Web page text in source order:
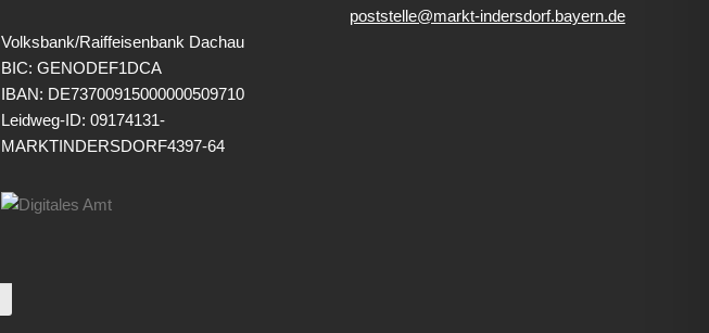
Volksbank/Raiffeisenbank Dachau
BIC: GENODEF1DCA
IBAN: DE73700915000000509710
Leidweg-ID: 09174131-
MARKTINDERSDORF4397-64
poststelle@markt-indersdorf.bayern.de